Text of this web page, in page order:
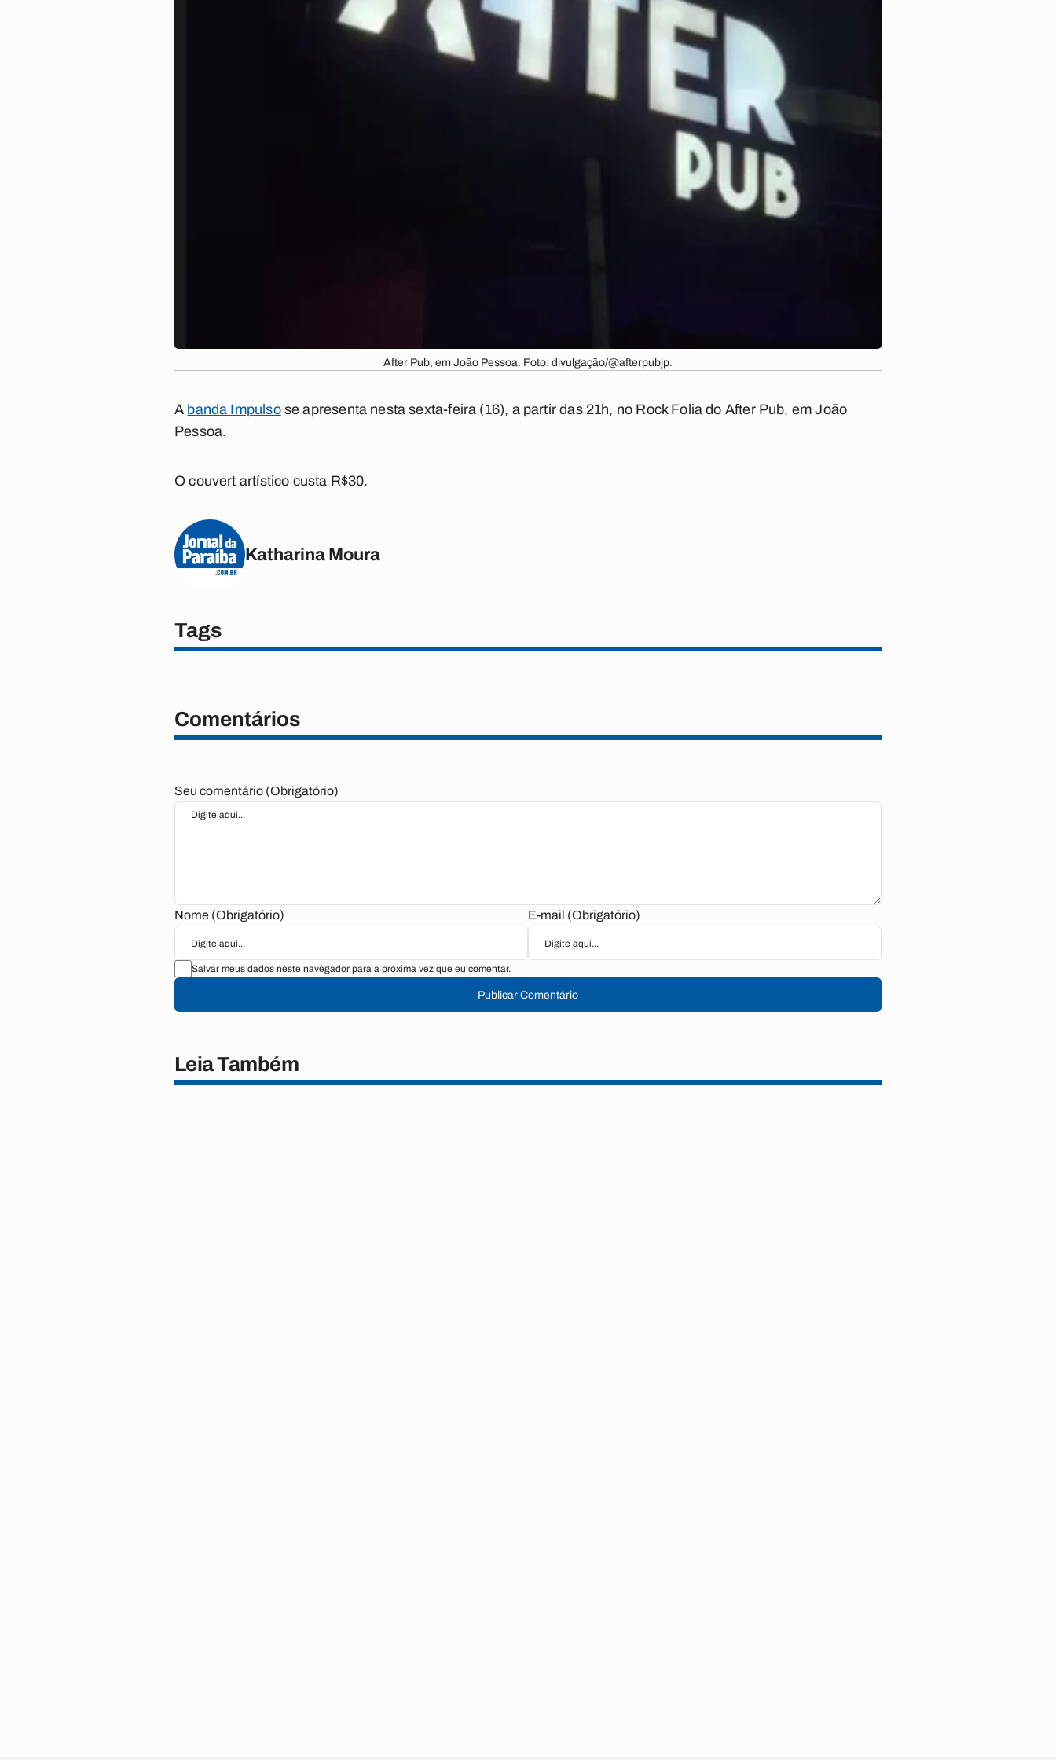
After Pub, em João Pessoa. Foto: divulgação/@afterpubjp.
A banda Impulsose apresenta nesta sexta-feira (16), a partir das 21h, no Rock Folia do After Pub, em João
Pessoa.
O couvert artístico custa R$30.
Katharina Moura
Tags
Comentários
Seu comentário (Obrigatório)
Nome (Obrigatório) E-mail (Obrigatório)
Salvar meus dados neste navegador para a próxima vez que eu comentar.
Publicar Comentário
Leia Também